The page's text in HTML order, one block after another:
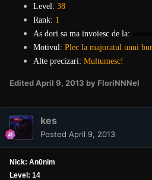
Level: 38
Rank: 1
As dori sa ma invoiesc de la:
Motivul: Plec la majoratul unui
Alte precizari: Multumesc!
Edited April 9, 2013 by FloriNNNel
kes
Posted April 9, 2013
Nick: An0nim
Level: 14